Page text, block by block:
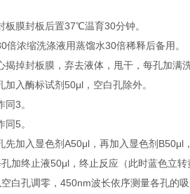
板膜封板后置37℃温育30分钟。
倍浓缩洗涤液用蒸馏水30倍稀释后备用。
揭掉封板膜，弃去液体，甩干，每孔加满
加入酶标试剂50μl，空白孔除外。
3。
5。
先加入显色剂A50μl，再加入显色剂
加终止液50μl，终止反应（此时蓝色立转
白孔调零，450nm波长依序测量各孔的